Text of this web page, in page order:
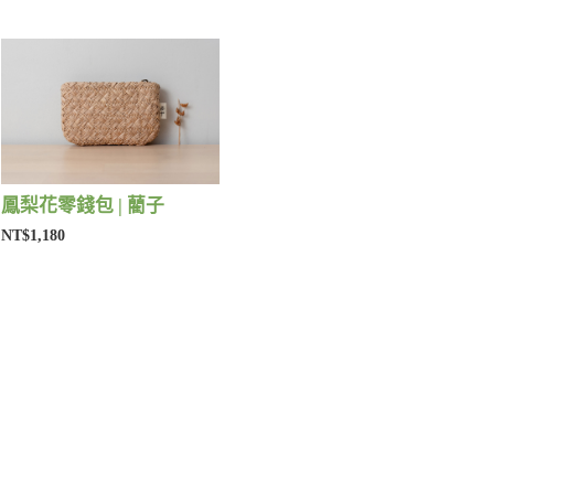
鳳梨花零錢包 | 藺子
NT$1,180